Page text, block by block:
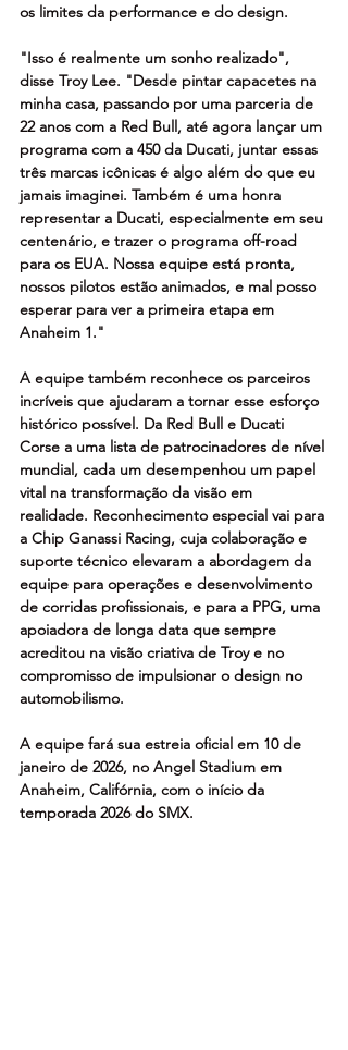
os limites da performance e do design.
"Isso é realmente um sonho realizado",
disse Troy Lee. "Desde pintar capacetes na
minha casa, passando por uma parceria de
22 anos com a Red Bull, até agora lançar um
programa com a 450 da Ducati, juntar essas
três marcas icônicas é algo além do que eu
jamais imaginei. Também é uma honra
representar a Ducati, especialmente em seu
centenário, e trazer o programa off-road
para os EUA. Nossa equipe está pronta,
nossos pilotos estão animados, e mal posso
esperar para ver a primeira etapa em
Anaheim 1."
A equipe também reconhece os parceiros
incríveis que ajudaram a tornar esse esforço
histórico possível. Da Red Bull e Ducati
Corse a uma lista de patrocinadores de nível
mundial, cada um desempenhou um papel
vital na transformação da visão em
realidade. Reconhecimento especial vai para
a Chip Ganassi Racing, cuja colaboração e
suporte técnico elevaram a abordagem da
equipe para operações e desenvolvimento
de corridas profissionais, e para a PPG, uma
apoiadora de longa data que sempre
acreditou na visão criativa de Troy e no
compromisso de impulsionar o design no
automobilismo.
A equipe fará sua estreia oficial em 10 de
janeiro de 2026, no Angel Stadium em
Anaheim, Califórnia, com o início da
temporada 2026 do SMX.